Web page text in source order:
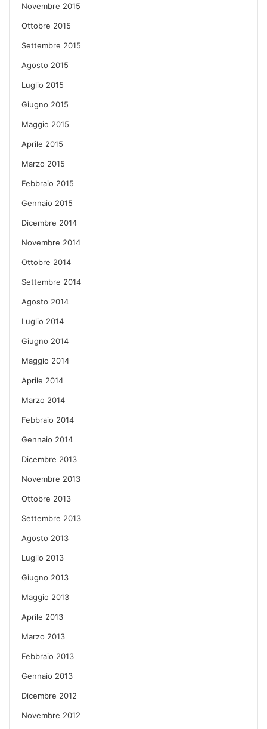
Novembre 2015
Ottobre 2015
Settembre 2015
Agosto 2015
Luglio 2015
Giugno 2015
Maggio 2015
Aprile 2015
Marzo 2015
Febbraio 2015
Gennaio 2015
Dicembre 2014
Novembre 2014
Ottobre 2014
Settembre 2014
Agosto 2014
Luglio 2014
Giugno 2014
Maggio 2014
Aprile 2014
Marzo 2014
Febbraio 2014
Gennaio 2014
Dicembre 2013
Novembre 2013
Ottobre 2013
Settembre 2013
Agosto 2013
Luglio 2013
Giugno 2013
Maggio 2013
Aprile 2013
Marzo 2013
Febbraio 2013
Gennaio 2013
Dicembre 2012
Novembre 2012